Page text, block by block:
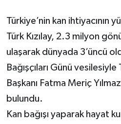
Türkiye’nin kan ihtiyacının
Türk Kızılay, 2.3 milyon
ulaşarak dünyada 3’üncü
Bağışçıları Günü vesilesiyle
Başkanı Fatma Meriç
bulundu.
Kan bağışı yaparak hayat